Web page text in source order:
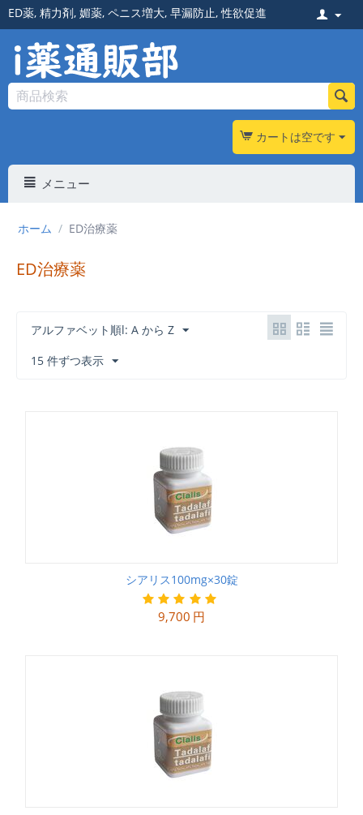
ED薬, 精力剤, 媚薬, ペニス増大, 早漏防止,性欲促進
カートは空です
メニュー
ホーム / ED治療薬
ED治療薬
アルファベット順l: A から Z
15 件ずつ表示
シアリス100mg×30錠
9,700 円